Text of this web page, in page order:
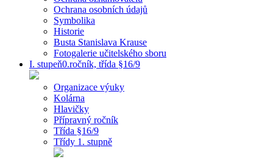
Ochrana osobních údajů
Symbolika
Historie
Busta Stanislava Krause
Fotogalerie učitelského sboru
I. stupeň0.ročník, třída §16/9
Organizace výuky
Kolárna
Hlavičky
Přípravný ročník
Třída §16/9
Třídy 1. stupně